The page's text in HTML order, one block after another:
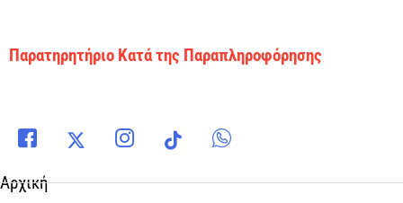
Παρατηρητήριο Κατά της Παραπληροφόρησης
Αρχική